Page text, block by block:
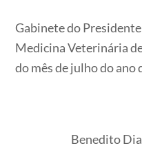
Gabinete do
Medicina Veterinária
do mês de julho do ano
Benedito